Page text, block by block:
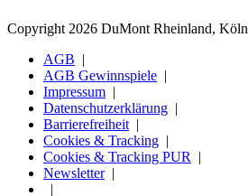
Copyright 2026 DuMont Rheinland, Köln
AGB
AGB Gewinnspiele
Impressum
Datenschutzerklärung
Barrierefreiheit
Cookies & Tracking
Cookies & Tracking PUR
Newsletter